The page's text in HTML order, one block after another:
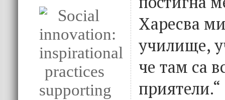
Харесва
училище,
че там са
приятели.“